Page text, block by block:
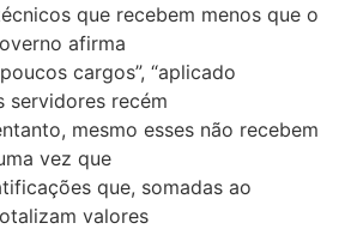
que recebem menos que o
afirma
cargos”, “aplicado
servidores recém
mesmo esses não recebem
vez que
que, somadas ao
valores